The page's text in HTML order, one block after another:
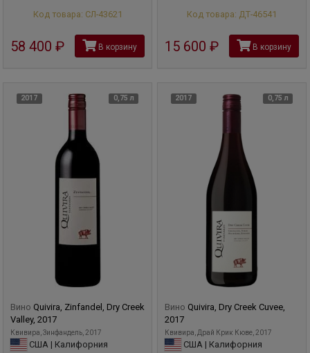
Код товара: СЛ-43621
58 400 рубВ корзину
Код товара: ДТ-46541
15 600 рубВ корзину
2017 0,75 л
Вино Quivira, Zinfandel, Dry Creek
Valley, 2017
Квивира, Зинфандель, 2017
США | Калифорния
2017 0,75 л
Вино Quivira, Dry Creek Cuvee,
2017
Квивира, Драй Крик Кюве, 2017
США | Калифорния